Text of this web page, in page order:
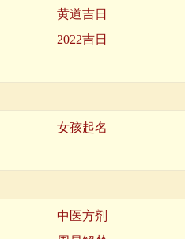
黄道吉日
2022吉日
女孩起名
中医方剂